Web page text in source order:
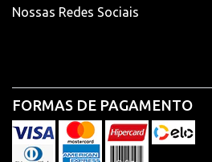
Nossas Redes Sociais
FORMAS DE PAGAMENTO